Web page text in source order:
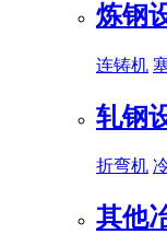
炼钢
连铸机
轧钢
折弯机
其他